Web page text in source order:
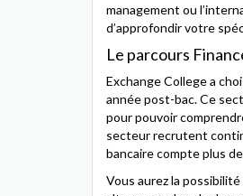
management ou
d’approfondir votre
Le parcours
Exchange College a
année post-bac. Ce
pour pouvoir
secteur recrutent
bancaire compte plus
Vous aurez la